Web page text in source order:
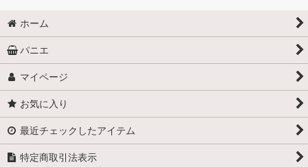
ホーム
パニエ
マイページ
お気に入り
最近チェックしたアイテム
特定商取引法表示